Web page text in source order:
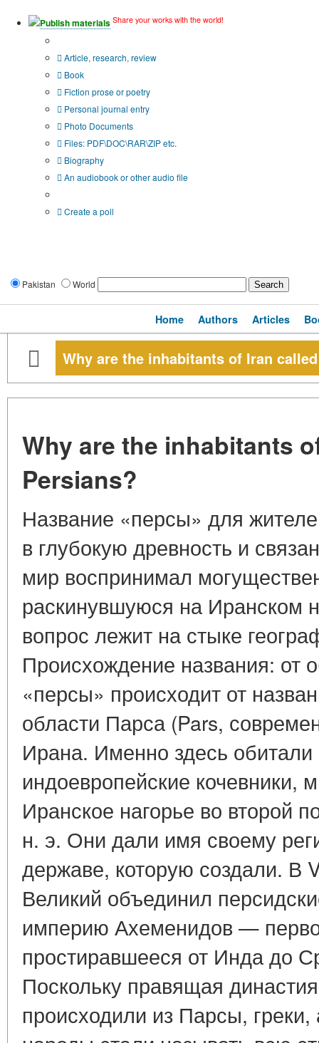
Publish materials Share your works with the world!
Article, research, review
Book
Fiction prose or poetry
Personal journal entry
Photo Documents
Files: PDF\DOC\RAR\ZIP etc.
Biography
An audiobook or other audio file
Create a poll
Pakistan World
Home Authors Articles
Why are the inhabitants of Iran
Why are the inhabitants
Persians?
Название «персы» для
в глубокую древность и
мир воспринимал
раскинувшуюся на Иранском
вопрос лежит на стыке
Происхождение названия: от
«персы» происходит от
области Парса (Pars,
Ирана. Именно здесь
индоевропейские кочевники,
Иранское нагорье во второй
н. э. Они дали имя своему
державе, которую создали. В
Великий объединил
империю Ахеменидов —
простиравшееся от Инда до
Поскольку правящая
происходили из Парсы,